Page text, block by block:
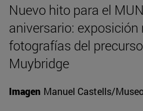
Nuevo hito para el
aniversario:
fotografías del
Muybridge
Imagen Manuel Castells/